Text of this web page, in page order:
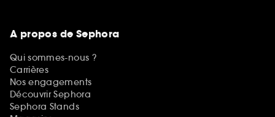
A propos de Sephora
Qui sommes-nous ?
Carrières
Nos engagements
Découvrir Sephora
Sephora Stands